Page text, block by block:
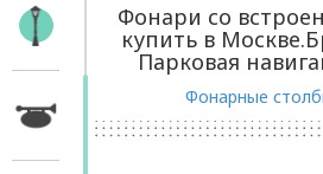
Фонари со
купить в
Парковая
Фонарные